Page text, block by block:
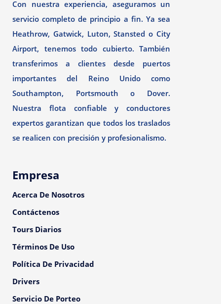
Con nuestra experiencia, aseguramos un
servicio completo de principio a fin. Ya sea
Heathrow, Gatwick, Luton, Stansted o City
Airport, tenemos todo cubierto. También
transferimos a clientes desde puertos
importantes del Reino Unido como
Southampton, Portsmouth o Dover.
Nuestra flota confiable y conductores
expertos garantizan que todos los traslados
se realicen con precisión y profesionalismo.
Empresa
Acerca De Nosotros
Contáctenos
Tours Diarios
Términos De Uso
Política De Privacidad
Drivers
Servicio De Porteo